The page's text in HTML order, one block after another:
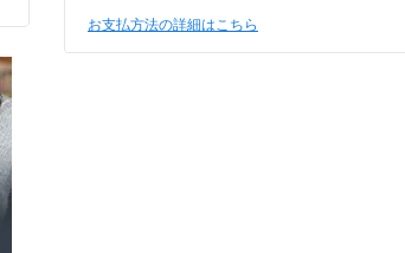
お支払方法の詳細はこちら